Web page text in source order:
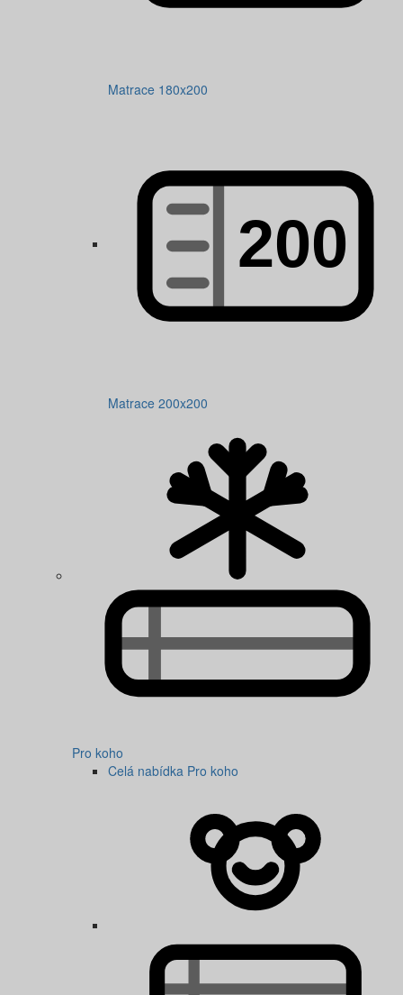
Matrace 180x200
Matrace 200x200
Pro koho
Celá nabídka Pro koho